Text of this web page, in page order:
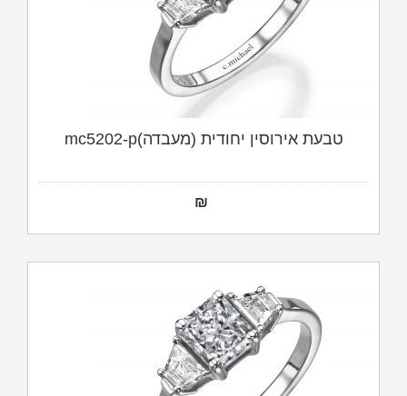
טבעת אירוסין יחודית (מעבדה)mc5202-p
₪